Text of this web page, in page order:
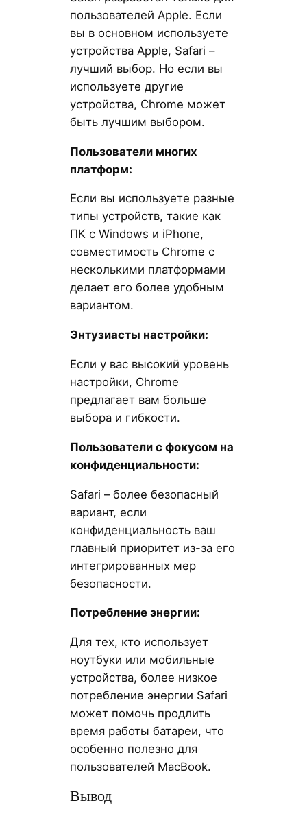
пользователей Apple. Если
вы в основном используете
устройства Apple, Safari –
лучший выбор. Но если вы
используете другие
устройства, Chrome может
быть лучшим выбором.
Пользователи многих
платформ:
Если вы используете разные
типы устройств, такие как
ПК с Windows и iPhone,
совместимость Chrome с
несколькими платформами
делает его более удобным
вариантом.
Энтузиасты настройки:
Если у вас высокий уровень
настройки, Chrome
предлагает вам больше
выбора и гибкости.
Пользователи с фокусом на
конфиденциальности:
Safari – более безопасный
вариант, если
конфиденциальность ваш
главный приоритет из-за его
интегрированных мер
безопасности.
Потребление энергии:
Для тех, кто использует
ноутбуки или мобильные
устройства, более низкое
потребление энергии Safari
может помочь продлить
время работы батареи, что
особенно полезно для
пользователей MacBook.
Вывод